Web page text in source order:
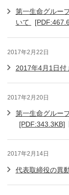
第一生命グルー
いて
2017年2月22日
2017年4月1日付
2017年2月20日
第一生命グルー
[PDF:343.3KB]
2017年2月14日
代表取締役の異